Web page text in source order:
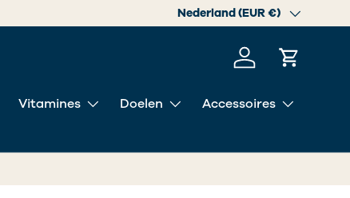
Land/Regio
Nederland (EUR €)
Inloggen
Vitamines Doelen
Accessoires